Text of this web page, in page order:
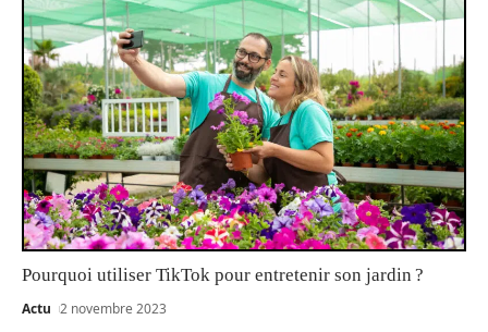
Pourquoi utiliser TikTok pour entretenir son jardin ?
Actu 2 novembre 2023